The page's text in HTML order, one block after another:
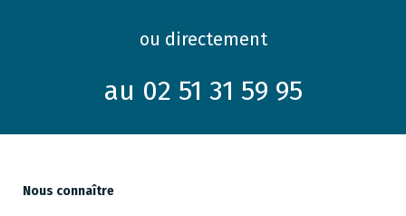
ou directement
au 02 51 31 59 95
Nous connaître